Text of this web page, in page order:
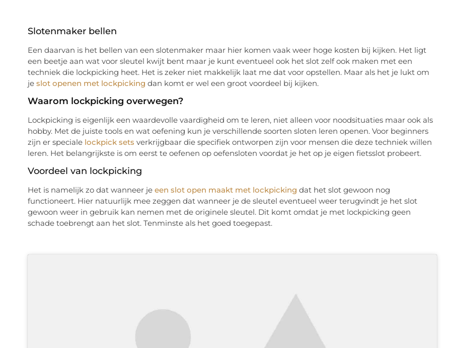
Slotenmaker bellen
Een daarvan is het bellen van een slotenmaker maar hier komen vaak weer hoge kosten bij kijken. Het ligt
een beetje aan wat voor sleutel kwijt bent maar je kunt eventueel ook het slot zelf ook maken met een
techniek die lockpicking heet. Het is zeker niet makkelijk laat me dat voor opstellen. Maar als het je lukt om
je slot openen met lockpicking dan komt er wel een groot voordeel bij kijken.
Waarom lockpicking overwegen?
Lockpicking is eigenlijk een waardevolle vaardigheid om te leren, niet alleen voor noodsituaties maar ook als
hobby. Met de juiste tools en wat oefening kun je verschillende soorten sloten leren openen. Voor beginners
zijn er speciale lockpick sets verkrijgbaar die specifiek ontworpen zijn voor mensen die deze techniek willen
leren. Het belangrijkste is om eerst te oefenen op oefensloten voordat je het op je eigen fietsslot probeert.
Voordeel van lockpicking
Het is namelijk zo dat wanneer je een slot open maakt met lockpicking dat het slot gewoon nog
functioneert. Hier natuurlijk mee zeggen dat wanneer je de sleutel eventueel weer terugvindt je het slot
gewoon weer in gebruik kan nemen met de originele sleutel. Dit komt omdat je met lockpicking geen
schade toebrengt aan het slot. Tenminste als het goed toegepast.